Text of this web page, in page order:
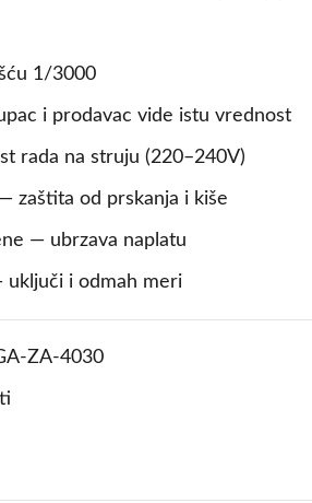
1/3000
i prodavac vide istu vrednost
rada na struju (220–240V)
zaštita od prskanja i kiše
— ubrzava naplatu
uključi i odmah meri
ZA-4030